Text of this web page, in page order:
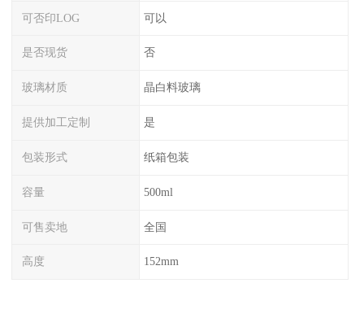
可否印LOG 可以
是否现货 否
玻璃材质 晶白料玻璃
提供加工定制 是
包装形式 纸箱包装
容量 500ml
可售卖地 全国
高度 152mm